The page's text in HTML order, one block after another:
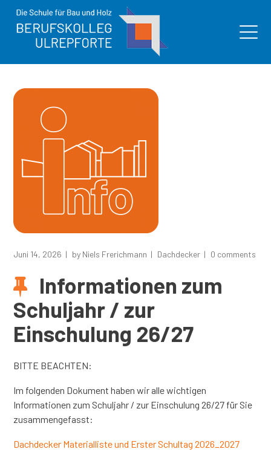
Juni 14, 2026 by Niels Frerichmann Dachdecker 0 comments
Informationen zum
Schuljahr / zur
Einschulung 26/27
BITTE BEACHTEN:
Im folgenden Dokument haben wir alle wichtigen
Informationen zum Schuljahr / zur Einschulung 26/27 für Sie
zusammengefasst:
Dachdecker Materialliste und Erster Schultag 2026_2027